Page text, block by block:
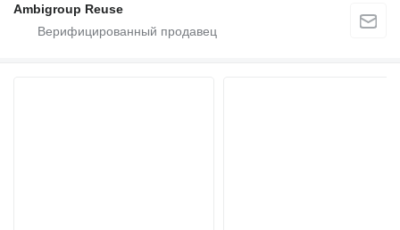
Ambigroup Reuse